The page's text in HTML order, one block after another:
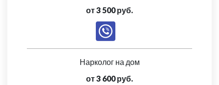
от 3 500 руб.
Нарколог на дом
от 3 600 руб.